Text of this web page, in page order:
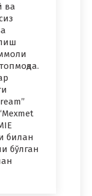
ва
билан
бўлган